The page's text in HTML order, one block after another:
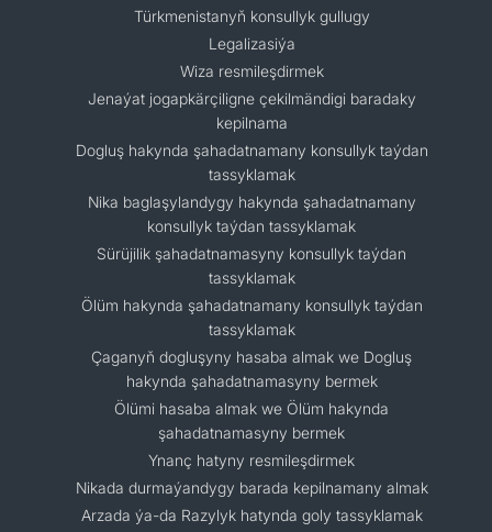
Türkmenistanyň konsullyk gullugy
Legalizasiýa
Wiza resmileşdirmek
Jenaýat jogapkärçiligne çekilmändigi baradaky
kepilnama
Dogluş hakynda şahadatnamany konsullyk taýdan
tassyklamak
Nika baglaşylandygy hakynda şahadatnamany
konsullyk taýdan tassyklamak
Sürüjilik şahadatnamasyny konsullyk taýdan
tassyklamak
Ölüm hakynda şahadatnamany konsullyk taýdan
tassyklamak
Çaganyň dogluşyny hasaba almak we Dogluş
hakynda şahadatnamasyny bermek
Ölümi hasaba almak we Ölüm hakynda
şahadatnamasyny bermek
Ynanç hatyny resmileşdirmek
Nikada durmaýandygy barada kepilnamany almak
Arzada ýa-da Razylyk hatynda goly tassyklamak